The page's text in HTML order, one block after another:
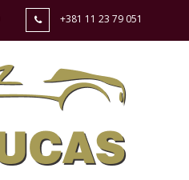
+381 11 23 79 051